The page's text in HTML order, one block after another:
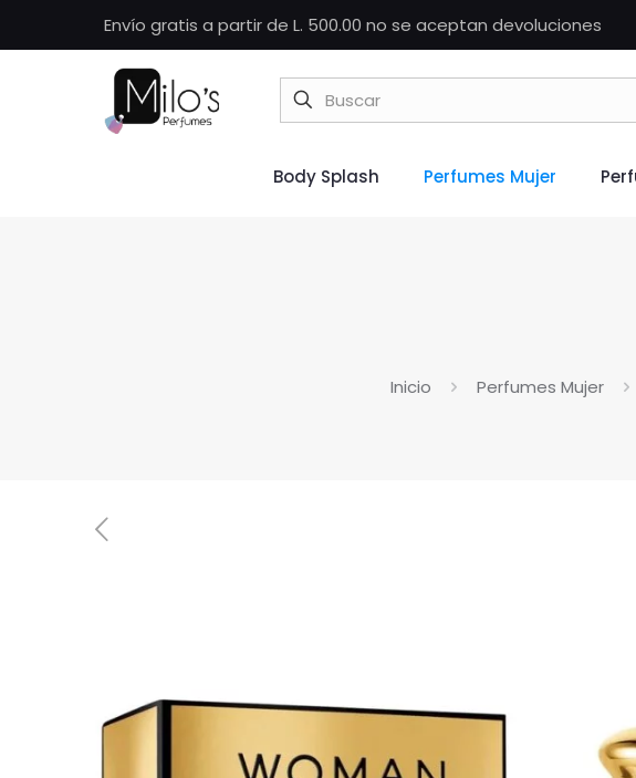
Envío gratis a partir de L. 500.00 no se aceptan devoluciones
Body Splash Perfumes Mujer
Inicio Perfumes Mujer